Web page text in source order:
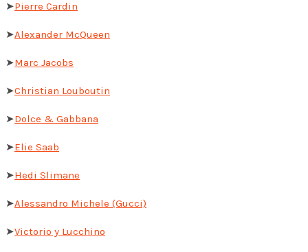
➤Pierre Cardin
➤Alexander McQueen
➤Marc Jacobs
➤Christian Louboutin
➤Dolce & Gabbana
➤Elie Saab
➤Hedi Slimane
➤Alessandro Michele (Gucci)
➤Victorio y Lucchino